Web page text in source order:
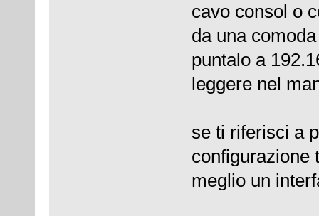
cavo consol o
da una
puntalo a
leggere nel
se ti riferisci a
configurazione
meglio un